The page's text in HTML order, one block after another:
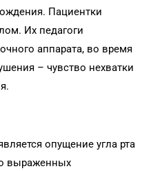
Пациентки
Их педагоги
аппарата, во время
– чувство нехватки
опущение угла рта
выраженных